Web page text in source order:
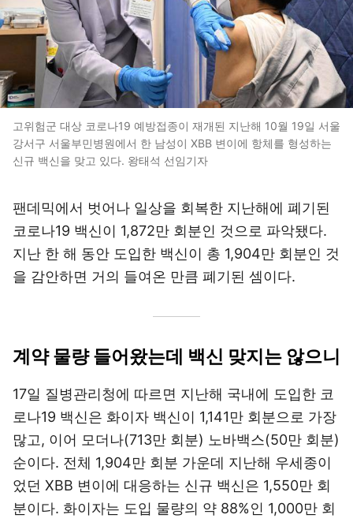
고위험군 대상 코로나19 예방접종이 재개된 지난해 10월 19일 서울
강서구 서울부민병원에서 한 남성이 XBB 변이에 항체를 형성하는
신규 백신을 맞고 있다. 왕태석 선임기자
팬데믹에서 벗어나 일상을 회복한 지난해에 폐기된
코로나19 백신이 1,872만 회분인 것으로 파악됐다.
지난 한 해 동안 도입한 백신이 총 1,904만 회분인 것
을 감안하면 거의 들여온 만큼 폐기된 셈이다.
계약 물량 들어왔는데 백신 맞지는 않으니
17일 질병관리청에 따르면 지난해 국내에 도입한 코
로나19 백신은 화이자 백신이 1,141만 회분으로 가장
많고, 이어 모더나(713만 회분) 노바백스(50만 회분)
순이다. 전체 1,904만 회분 가운데 지난해 우세종이
었던 XBB 변이에 대응하는 신규 백신은 1,550만 회
분이다. 화이자는 도입 물량의 약 88%인 1,000만 회